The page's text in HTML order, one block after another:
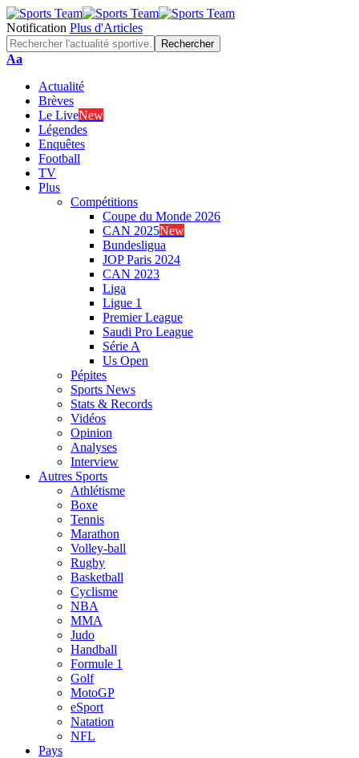
Notification Plus d'Articles
Font
Aa
Actualité
Brèves
Le LiveNew
Légendes
Enquêtes
Football
TV
Plus
Compétitions
Coupe du Monde 2026
CAN 2025New
Bundesligua
JOP Paris 2024
CAN 2023
Liga
Ligue 1
Premier League
Saudi Pro League
Série A
Us Open
Pépites
Sports News
Stats & Records
Vidéos
Opinion
Analyses
Interview
Autres Sports
Athlétisme
Boxe
Tennis
Marathon
Volley-ball
Rugby
Basketball
Cyclisme
NBA
MMA
Judo
Handball
Formule 1
Golf
MotoGP
eSport
Natation
NFL
Pays